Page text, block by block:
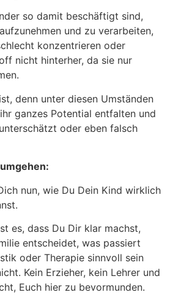
so damit beschäftigt sind,
und zu verarbeiten,
konzentrieren oder
nicht hinterher, da sie nur
denn unter diesen Umständen
ganzes Potential entfalten und
oder eben falsch
nun, wie Du Dein Kind wirklich
es, dass Du Dir klar machst,
entscheidet, was passiert
oder Therapie sinnvoll sein
Kein Erzieher, kein Lehrer und
Euch hier zu bevormunden.